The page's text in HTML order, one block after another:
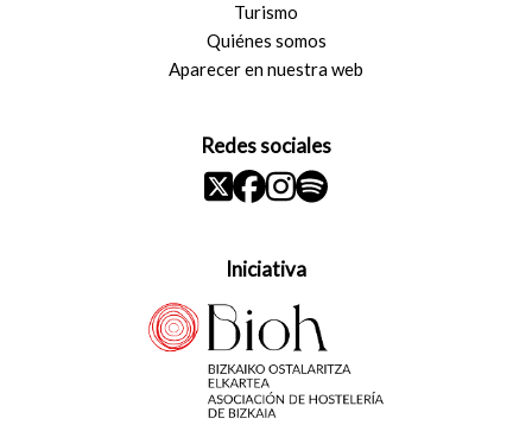
Turismo
Quiénes somos
Aparecer en nuestra web
Redes sociales
Iniciativa